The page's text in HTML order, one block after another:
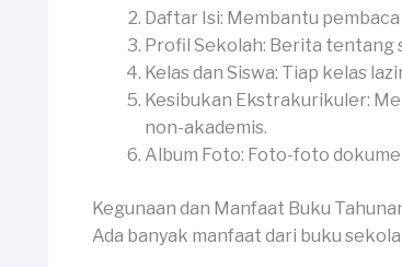
Daftar Isi: Membantu
Profil Sekolah: Berita tentang
Kelas dan Siswa: Tiap kelas
Kesibukan Ekstrakurikuler:
non-akademis.
Album Foto: Foto-foto
Kegunaan dan Manfaat Buku
Ada banyak manfaat dari buku